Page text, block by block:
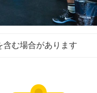
含む場合があります